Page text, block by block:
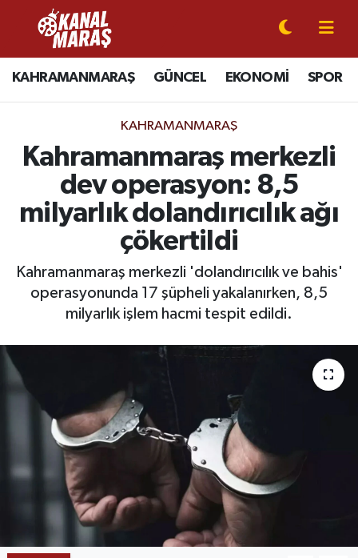
KAHRAMANMARAŞ GÜNCEL EKONOMİ SPOR
KAHRAMANMARAŞ
Kahramanmaraş merkezli
dev operasyon: 8,5
milyarlık dolandırıcılık ağı
çökertildi
Kahramanmaraş merkezli 'dolandırıcılık ve bahis'
operasyonunda 17 şüpheli yakalanırken, 8,5
milyarlık işlem hacmi tespit edildi.
CANLI YAYIN
KAHRAMANMARAŞ
SPOR
SİYASET
GÜNDEM
MAGAZİN
EĞİTİM
BÖLGE
KEŞFET
POPÜLER
Kahramanmaraş Nöbetçi Eczaneler
Kahramanmaraş Hava Durumu
Kahramanmaraş Trafik Yoğunluk Haritası
Süper Lig Puan Durumu ve Fikstür
Son Dakika Haberleri
Haber Arşivi